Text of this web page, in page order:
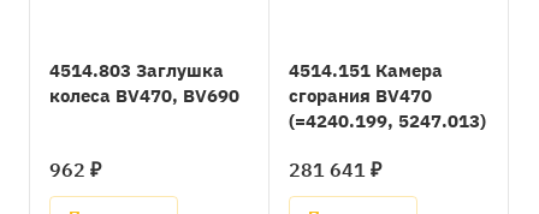
4514.803 Заглушка
колеса BV470, BV690
962 ₽
4514.151 Камера
сгорания BV470
(=4240.199, 5247.013)
281 641 ₽